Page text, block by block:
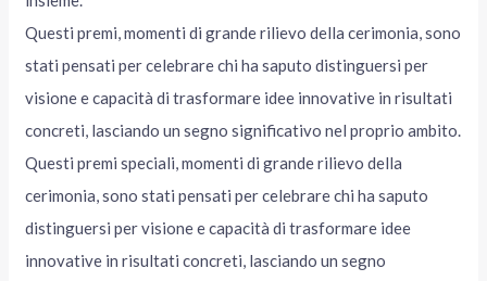
Questi premi, momenti di grande rilievo della cerimonia, sono
stati pensati per celebrare chi ha saputo distinguersi per
visione e capacità di trasformare idee innovative in risultati
concreti, lasciando un segno significativo nel proprio ambito.
Questi premi speciali, momenti di grande rilievo della
cerimonia, sono stati pensati per celebrare chi ha saputo
distinguersi per visione e capacità di trasformare idee
innovative in risultati concreti, lasciando un segno